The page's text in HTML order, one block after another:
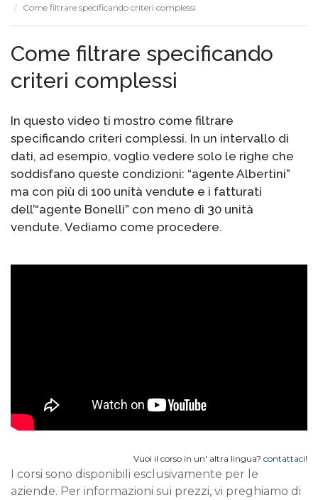
Come filtrare specificando criteri complessi
Come filtrare specificando
criteri complessi
In questo video ti mostro come filtrare
specificando criteri complessi. In un intervallo di
dati, ad esempio, voglio vedere solo le righe che
soddisfano queste condizioni: “agente Albertini”
ma con più di 100 unità vendute e i fatturati
dell’“agente Bonelli” con meno di 30 unità
vendute. Vediamo come procedere.
Vuoi il corso in un' altra lingua? contattaci!
I corsi sono disponibili esclusivamente per le
aziende. Per informazioni sui prezzi, vi preghiamo di